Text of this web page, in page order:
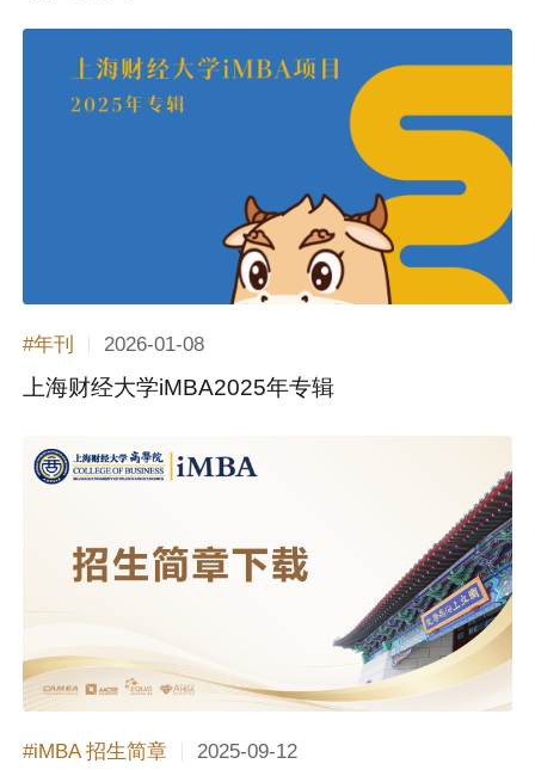
#年刊 2026-01-08
上海财经大学iMBA2025年专辑
#iMBA 招生简章 2025-09-12